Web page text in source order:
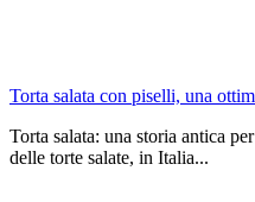
Torta salata con piselli, una
Torta salata: una storia antica
delle torte salate, in Italia...